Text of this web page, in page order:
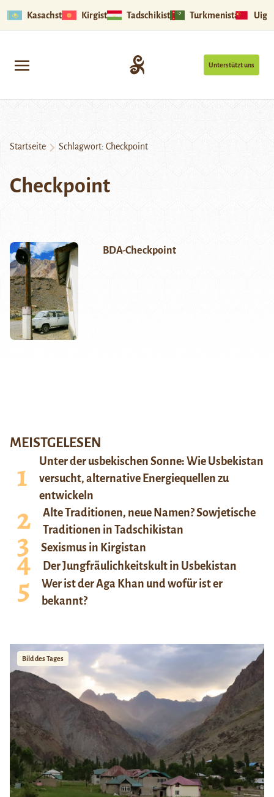
Kasachstan Kirgistan Tadschikistan Turkmenistan
Unterstützt uns
Startseite Schlagwort: Checkpoint
Checkpoint
BDA-Checkpoint
MEISTGELESEN
Unter der usbekischen Sonne: Wie Usbekistan
versucht, alternative Energiequellen zu
entwickeln
Alte Traditionen, neue Namen? Sowjetische
Traditionen in Tadschikistan
Sexismus in Kirgistan
Der Jungfräulichkeitskult in Usbekistan
Wer ist der Aga Khan und wofür ist er
bekannt?
Bild des Tages